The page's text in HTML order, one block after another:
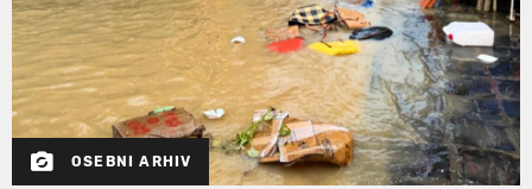
OSEBNI ARHIV